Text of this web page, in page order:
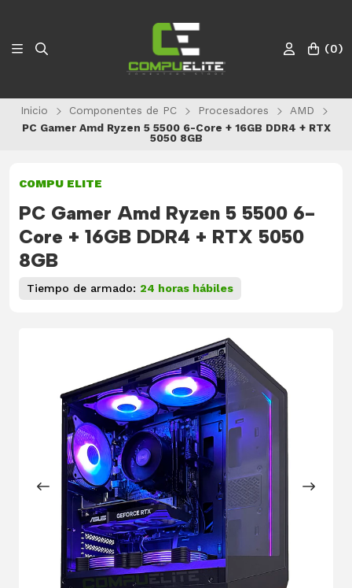
(0)
Inicio Componentes de PC Procesadores
AMD
PC Gamer Amd Ryzen 5 5500 6-Core + 16GB DDR4 + RTX
5050 8GB
COMPU ELITE
PC Gamer Amd Ryzen 5 5500 6-
Core + 16GB DDR4 + RTX 5050
8GB
Tiempo de armado: 24 horas hábiles